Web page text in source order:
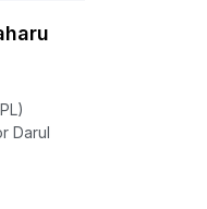
Darul